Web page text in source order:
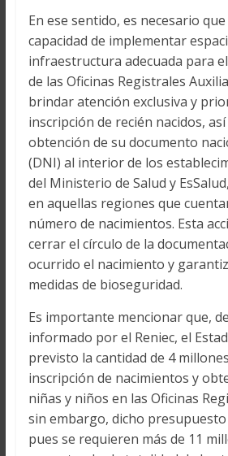
En ese sentido, es necesario
capacidad de implementar
infraestructura adecuada para
de las Oficinas Registrales
brindar atención exclusiva y
inscripción de recién nacidos,
obtención de su documento
(DNI) al interior de los
del Ministerio de Salud y
en aquellas regiones que
número de nacimientos. Esta
cerrar el círculo de la
ocurrido el nacimiento y
medidas de bioseguridad.
Es importante mencionar que,
informado por el Reniec, el
previsto la cantidad de 4
inscripción de nacimientos y
niñas y niños en las Oficinas
sin embargo, dicho
pues se requieren más de 11